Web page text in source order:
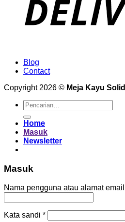
Blog
Contact
Copyright 2026 © Meja Kayu
Pencarian
untuk:
Home
Masuk
Newsletter
Masuk
Nama pengguna atau alamat email
Kata sandi *Wajib